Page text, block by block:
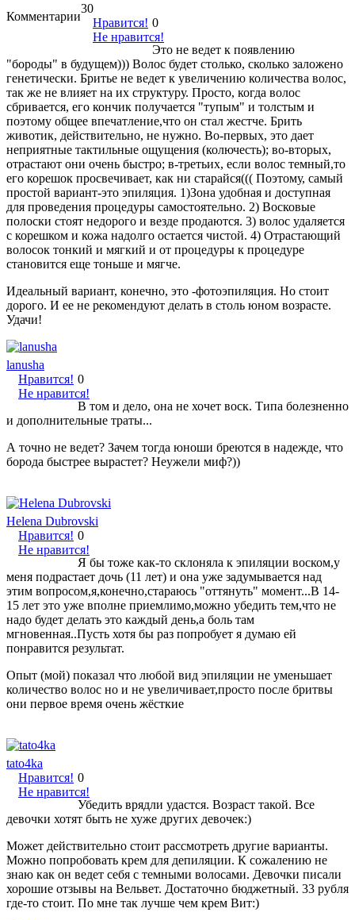
Комментарии
30
Нравится!
Не нравится!
0
Это не ведет к появлению
"бороды" в будущем))) Волос будет столько, сколько заложено
генетически. Бритье не ведет к увеличению количества волос,
так же не влияет на их структуру. Просто, когда волос
сбривается, его кончик получается "тупым" и толстым и
поэтому общее впечатление,что он стал жестче. Брить
животик, действительно, не нужно. Во-первых, это дает
неприятные тактильные ощущения (колючесть); во-вторых,
отрастают они очень быстро; в-третьих, если волос темный,то
его корешок просвечивает, как ни старайся((( Поэтому, самый
простой вариант-это эпиляция. 1)Зона удобная и доступная
для проведения процедуры самостоятельно. 2) Восковые
полоски стоят недорого и везде продаются. 3) волос удаляется
с корешком и кожа надолго остается чистой. 4) Отрастающий
волосок тонкий и мягкий и от процедуры к процедуре
становится еще тоньше и мягче.
Идеальный вариант, конечно, это -фотоэпиляция. Но стоит
дорого. И ее не рекомендуют делать в столь юном возрасте.
Удачи!
lanusha
Нравится!
Не нравится!
0
В том и дело, она не хочет воск. Типа болезненно
и дополнительные траты...
А точно не ведет? Зачем тогда юноши бреются в надежде, что
борода быстрее вырастет? Неужели миф?))
Helena Dubrovski
Нравится!
Не нравится!
0
Я бы тоже как-то склоняла к эпиляции воском,у
меня подрастает дочь (11 лет) и она уже задумывается над
этим вопросом,я,конечно,стараюсь "оттянуть" момент...В 14-
15 лет это уже вполне приемлимо,можно убедить тем,что не
надо будет делать это каждый день,а боль там
мгновенная..Пусть хотя бы раз попробует я думаю ей
понравится результат.
Опыт (мой) показал что любой вид эпиляции не уменьшает
количество волос но и не увеличивает,просто после бритвы
они первое время очень жёсткие
tato4ka
Нравится!
Не нравится!
0
Убедить врядли удастся. Возраст такой. Все
девочки хотят быть не хуже других девочек:)
Может действительно стоит рассмотреть другие варианты.
Можно попробовать крем для депиляции. К сожалению не
знаю как он ведет себя с темными волосами. Девочки писали
хорошие отзывы на Вельвет. Достаточно бюджетный. 33 рубля
где-то стоит. По мне так лучше чем крем Вит:)